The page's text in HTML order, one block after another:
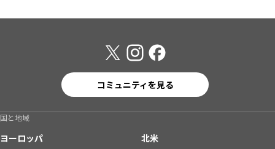
コミュニティを見る
国と地域
ヨーロッパ
北米